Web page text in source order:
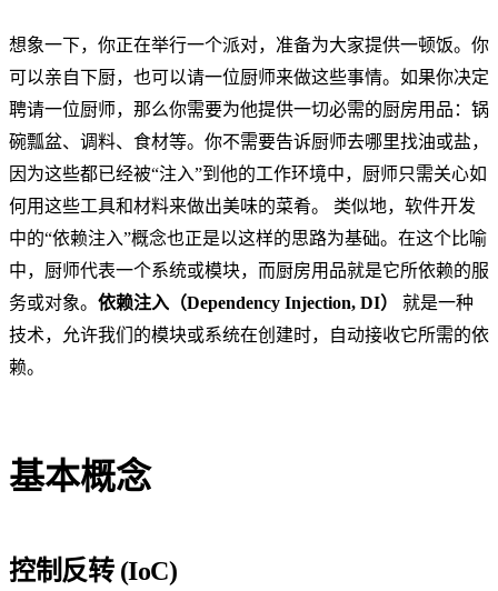
想象一下，你正在举行一个派对，准备为大家提供一顿饭。你
可以亲自下厨，也可以请一位厨师来做这些事情。如果你决定
聘请一位厨师，那么你需要为他提供一切必需的厨房用品：锅
碗瓢盆、调料、食材等。你不需要告诉厨师去哪里找油或盐，
因为这些都已经被“注入”到他的工作环境中，厨师只需关心如
何用这些工具和材料来做出美味的菜肴。 类似地，软件开发
中的“依赖注入”概念也正是以这样的思路为基础。在这个比喻
中，厨师代表一个系统或模块，而厨房用品就是它所依赖的服
务或对象。 依赖注入（Dependency Injection, DI）
就是一种
技术，允许我们的模块或系统在创建时，自动接收它所需的依
赖。
基本概念
控制反转 (IoC)